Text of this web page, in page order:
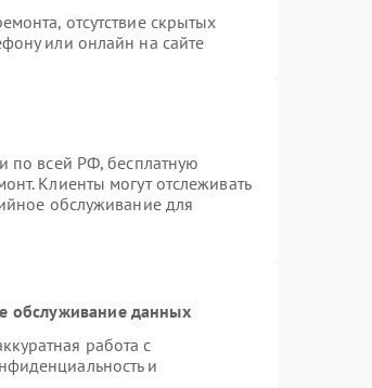
отсутствие скрытых
или онлайн на сайте
по всей РФ, бесплатную
Клиенты могут отслеживать
обслуживание для
обслуживание данных
работа с
и